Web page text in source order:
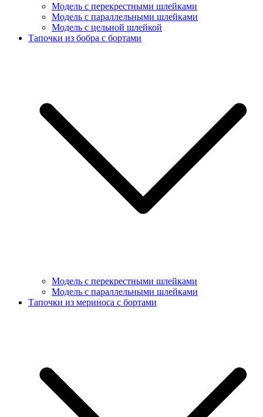
Модель с перекрестными шлейками
Модель с параллельными шлейками
Модель с цельной шлейкой
Тапочки из бобра с бортами
Модель с перекрестными шлейками
Модель с параллельными шлейками
Тапочки из мериноса с бортами